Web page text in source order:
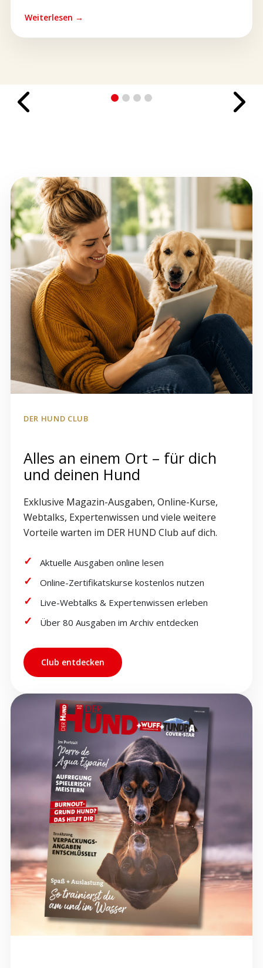
Weiterlesen →
DER HUND CLUB
Alles an einem Ort – für dich
und deinen Hund
Exklusive Magazin-Ausgaben, Online-Kurse,
Webtalks, Expertenwissen und viele weitere
Vorteile warten im DER HUND Club auf dich.
Aktuelle Ausgaben online lesen
Online-Zertifikatskurse kostenlos nutzen
Live-Webtalks & Expertenwissen erleben
Über 80 Ausgaben im Archiv entdecken
Club entdecken